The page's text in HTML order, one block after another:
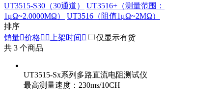
UT3515-S30（30通道）
UT3516+（测量范围：
1μΩ~2.0000MΩ）
UT3516（阻值1μΩ~2MΩ）
排序
销量价格  上架时间 
仅显示有货
共 3 个商品
UT3515-Sx系列多路直流电阻测试仪
最高测量速度：230ms/10CH